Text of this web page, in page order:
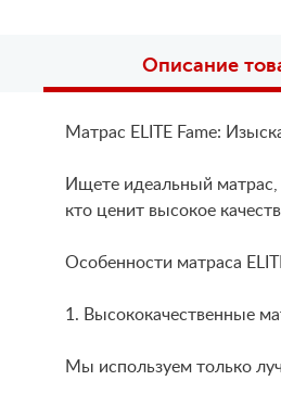
Описание
Матрас ELITE Fame:
Ищете идеальный матрас,
кто ценит высокое
Особенности матраса
1. Высококачественные
Мы используем только